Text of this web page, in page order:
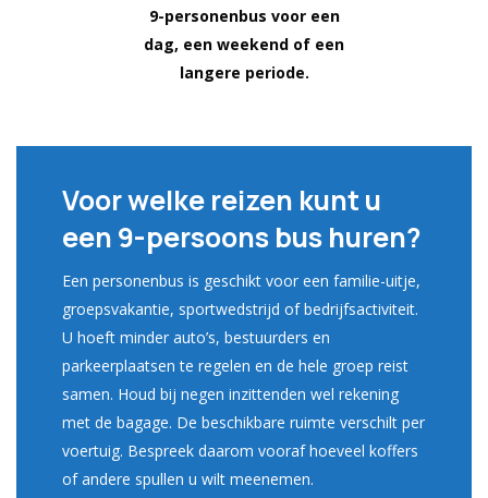
9-personenbus voor een
dag, een weekend of een
langere periode.
Voor welke reizen kunt u
een 9-persoons bus huren?
Een personenbus is geschikt voor een familie-uitje,
groepsvakantie, sportwedstrijd of bedrijfsactiviteit.
U hoeft minder auto’s, bestuurders en
parkeerplaatsen te regelen en de hele groep reist
samen. Houd bij negen inzittenden wel rekening
met de bagage. De beschikbare ruimte verschilt per
voertuig. Bespreek daarom vooraf hoeveel koffers
of andere spullen u wilt meenemen.